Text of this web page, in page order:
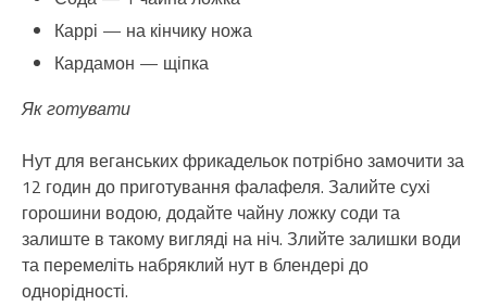
Каррі — на кінчику ножа
Кардамон — щіпка
Як готувати
Нут для веганських фрикадельок потрібно замочити за
12 годин до приготування фалафеля. Залийте сухі
горошини водою, додайте чайну ложку соди та
залиште в такому вигляді на ніч. Злийте залишки води
та перемеліть набряклий нут в блендері до
однорідності.